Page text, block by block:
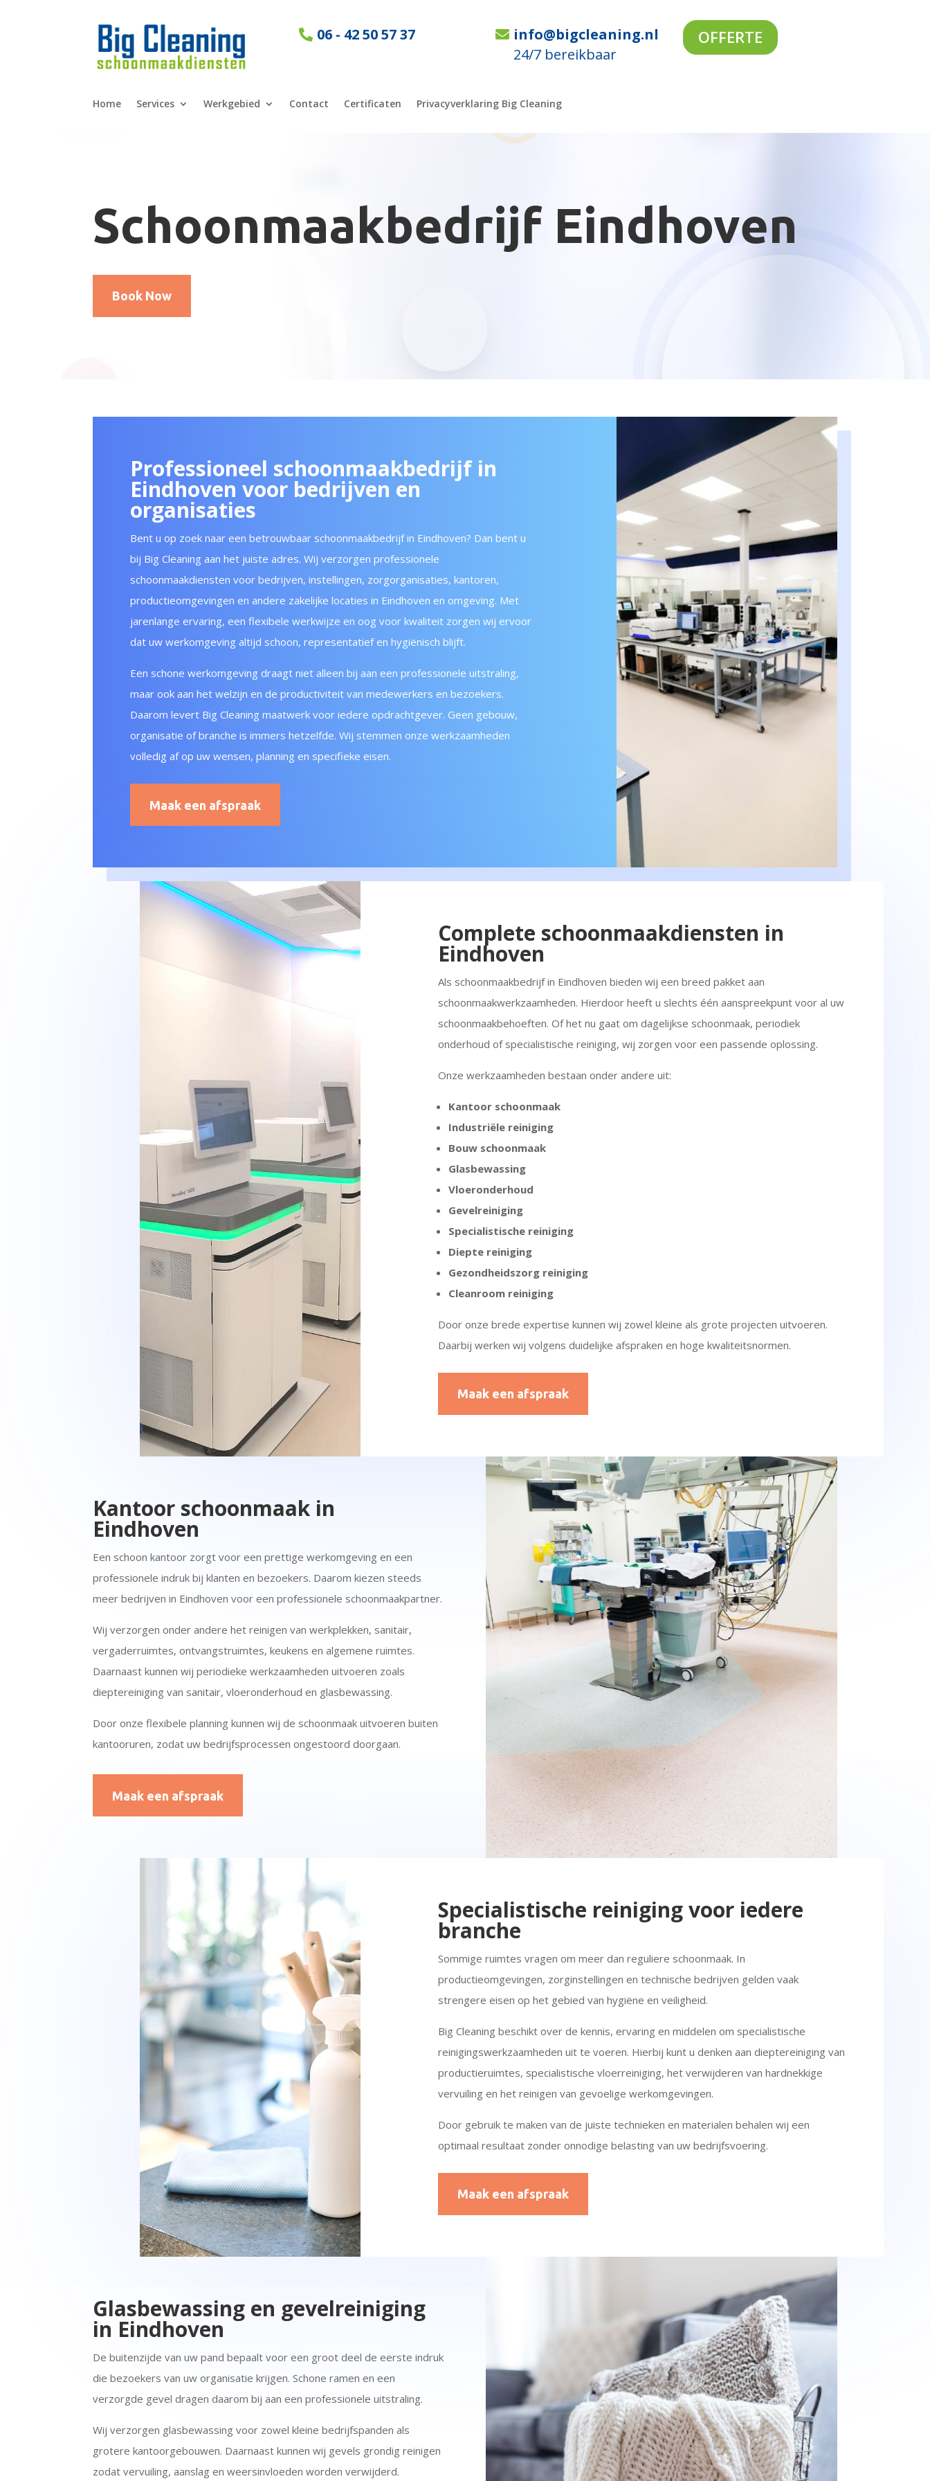
06 - 42 50 57 37
info@bigcleaning.nl
24/7 bereikbaar
OFFERTE
Home Services Werkgebied Contact Certificaten Privacyverklaring Big Cleaning
Schoonmaakbedrijf Eindhoven
Book Now
Professioneel schoonmaakbedrijf in
Eindhoven voor bedrijven en
organisaties
Bent u op zoek naar een betrouwbaar schoonmaakbedrijf in Eindhoven? Dan bent u
bij Big Cleaning aan het juiste adres. Wij verzorgen professionele
schoonmaakdiensten voor bedrijven, instellingen, zorgorganisaties, kantoren,
productieomgevingen en andere zakelijke locaties in Eindhoven en omgeving. Met
jarenlange ervaring, een flexibele werkwijze en oog voor kwaliteit zorgen wij ervoor
dat uw werkomgeving altijd schoon, representatief en hygiënisch blijft.
Een schone werkomgeving draagt niet alleen bij aan een professionele uitstraling,
maar ook aan het welzijn en de productiviteit van medewerkers en bezoekers.
Daarom levert Big Cleaning maatwerk voor iedere opdrachtgever. Geen gebouw,
organisatie of branche is immers hetzelfde. Wij stemmen onze werkzaamheden
volledig af op uw wensen, planning en specifieke eisen.
Maak een afspraak
Complete schoonmaakdiensten in
Eindhoven
Als schoonmaakbedrijf in Eindhoven bieden wij een breed pakket aan
schoonmaakwerkzaamheden. Hierdoor heeft u slechts één aanspreekpunt voor al uw
schoonmaakbehoeften. Of het nu gaat om dagelijkse schoonmaak, periodiek
onderhoud of specialistische reiniging, wij zorgen voor een passende oplossing.
Onze werkzaamheden bestaan onder andere uit:
Kantoor schoonmaak
Industriële reiniging
Bouw schoonmaak
Glasbewassing
Vloeronderhoud
Gevelreiniging
Specialistische reiniging
Diepte reiniging
Gezondheidszorg reiniging
Cleanroom reiniging
Door onze brede expertise kunnen wij zowel kleine als grote projecten uitvoeren.
Daarbij werken wij volgens duidelijke afspraken en hoge kwaliteitsnormen.
Maak een afspraak
Kantoor schoonmaak in
Eindhoven
Een schoon kantoor zorgt voor een prettige werkomgeving en een
professionele indruk bij klanten en bezoekers. Daarom kiezen steeds
meer bedrijven in Eindhoven voor een professionele schoonmaakpartner.
Wij verzorgen onder andere het reinigen van werkplekken, sanitair,
vergaderruimtes, ontvangstruimtes, keukens en algemene ruimtes.
Daarnaast kunnen wij periodieke werkzaamheden uitvoeren zoals
dieptereiniging van sanitair, vloeronderhoud en glasbewassing.
Door onze flexibele planning kunnen wij de schoonmaak uitvoeren buiten
kantooruren, zodat uw bedrijfsprocessen ongestoord doorgaan.
Maak een afspraak
Specialistische reiniging voor iedere
branche
Sommige ruimtes vragen om meer dan reguliere schoonmaak. In
productieomgevingen, zorginstellingen en technische bedrijven gelden vaak
strengere eisen op het gebied van hygiëne en veiligheid.
Big Cleaning beschikt over de kennis, ervaring en middelen om specialistische
reinigingswerkzaamheden uit te voeren. Hierbij kunt u denken aan dieptereiniging van
productieruimtes, specialistische vloerreiniging, het verwijderen van hardnekkige
vervuiling en het reinigen van gevoelige werkomgevingen.
Door gebruik te maken van de juiste technieken en materialen behalen wij een
optimaal resultaat zonder onnodige belasting van uw bedrijfsvoering.
Maak een afspraak
Glasbewassing en gevelreiniging
in Eindhoven
De buitenzijde van uw pand bepaalt voor een groot deel de eerste indruk
die bezoekers van uw organisatie krijgen. Schone ramen en een
verzorgde gevel dragen daarom bij aan een professionele uitstraling.
Wij verzorgen glasbewassing voor zowel kleine bedrijfspanden als
grotere kantoorgebouwen. Daarnaast kunnen wij gevels grondig reinigen
zodat vervuiling, aanslag en weersinvloeden worden verwijderd.